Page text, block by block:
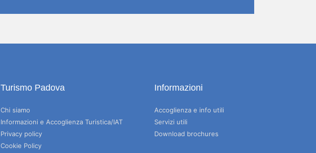
Turismo Padova
Chi siamo
Informazioni e Accoglienza Turistica/IAT
Privacy policy
Cookie Policy
Informazioni
Accoglienza e info utili
Servizi utili
Download brochures